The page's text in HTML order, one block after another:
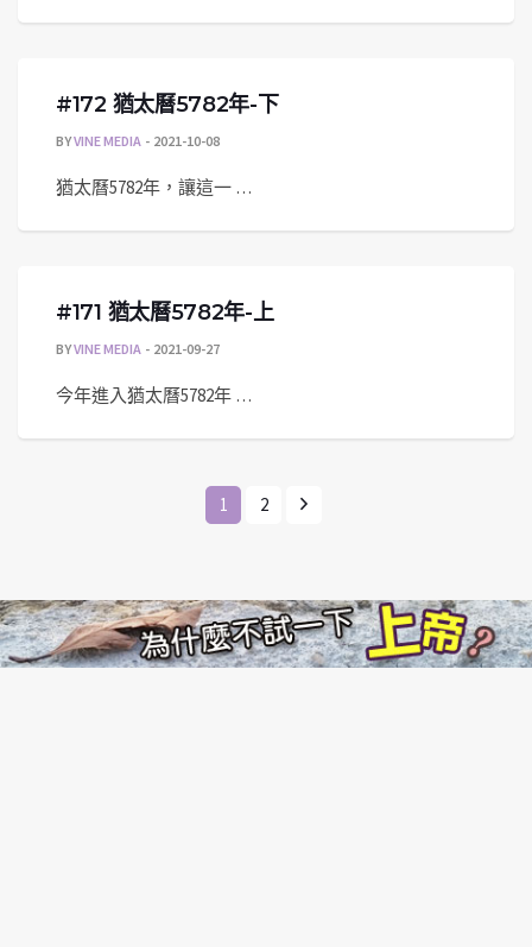
#172 猶太曆5782年-下
BYVINE MEDIA 2021-10-08
猶太曆5782年，讓這一 …
#171 猶太曆5782年-上
BYVINE MEDIA 2021-09-27
今年進入猶太曆5782年 …
1 2